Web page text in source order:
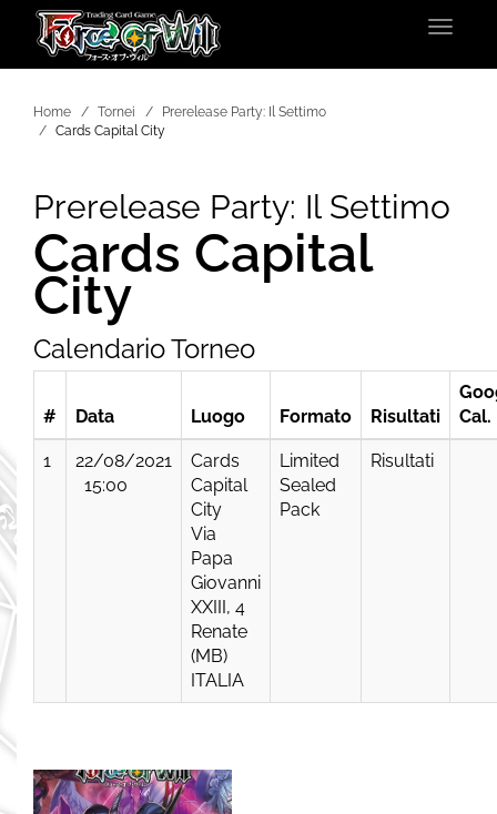
Toggle
Home Tornei
Prerelease Party: Il Settimo
Cards Capital City
Prerelease Party: Il Settimo
Cards Capital
City
Calendario Torneo
# Data Luogo Formato Risultati
Cal.
1
22/08/2021
15:00
Cards
Capital
City
Via
Papa
Giovanni
XXIII, 4
Renate
(MB)
ITALIA
Limited
Sealed
Pack
Risultati